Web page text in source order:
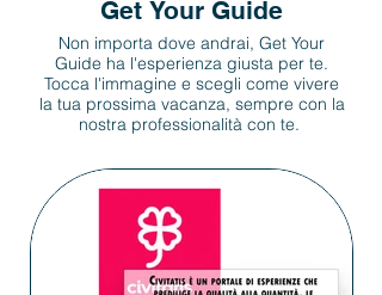
Get Your Guide
Non importa dove andrai, Get Your
Guide ha l'esperienza giusta per te.
Tocca l'immagine e scegli come vivere
la tua prossima vacanza, sempre con la
nostra professionalità con te.